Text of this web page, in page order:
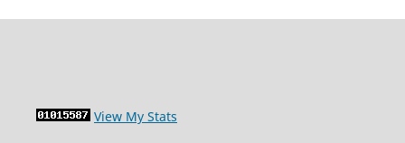
View My Stats